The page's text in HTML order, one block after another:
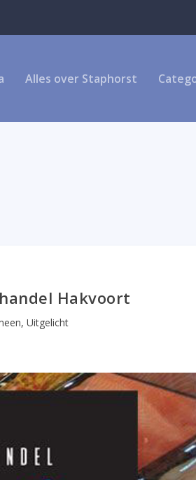
Alles over Staphorst
Hakvoort
, Uitgelicht